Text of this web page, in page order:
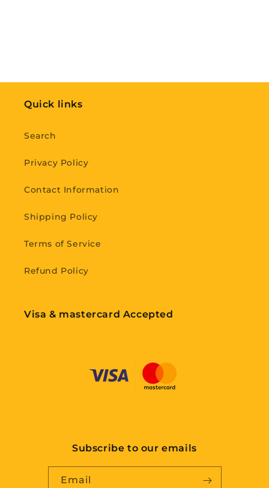
Quick links
Search
Privacy Policy
Contact Information
Shipping Policy
Terms of Service
Refund Policy
Visa & mastercard Accepted
Subscribe to our emails
Email